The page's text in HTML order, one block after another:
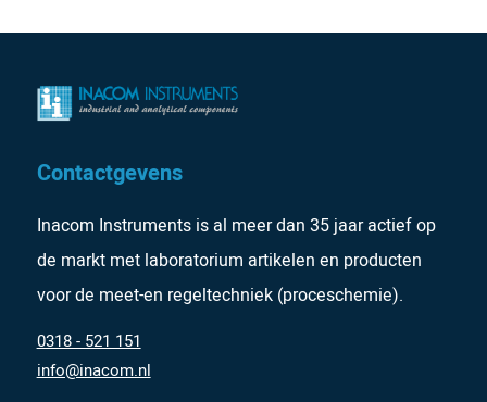
Contactgevens
Inacom Instruments is al meer dan 35 jaar actief op
de markt met laboratorium artikelen en producten
voor de meet-en regeltechniek (proceschemie).
0318 - 521 151
info@inacom.nl